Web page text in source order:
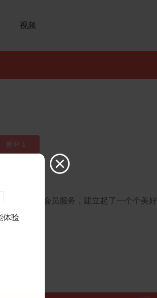
视频
差评 1
心尽力为会员服务，建立起了一个个美好

体验